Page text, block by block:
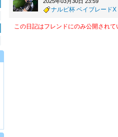
ナルビ杯 ベイブレードX
この日記はフレンドにのみ公開されて